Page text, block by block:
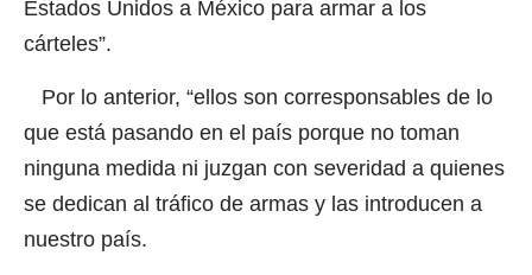
Estados Unidos a México para armar a los
cárteles”.
Por lo anterior, “ellos son corresponsables de lo
que está pasando en el país porque no toman
ninguna medida ni juzgan con severidad a quienes
se dedican al tráfico de armas y las introducen a
nuestro país.